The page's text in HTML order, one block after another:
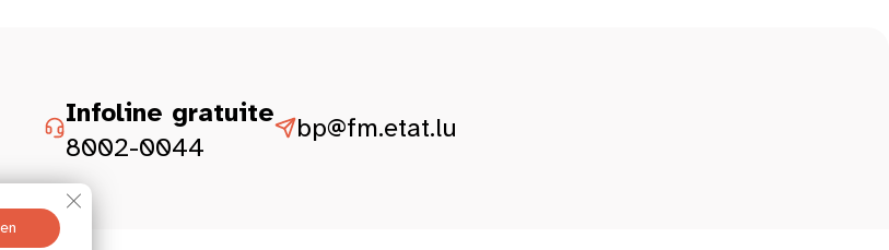
Infoline gratuite
8002-0044
bp@fm.etat.lu
GDPR Cookie-Banner schließen